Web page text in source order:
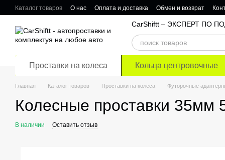
Перейти к основному контенту
Каталог товаров О нас Оплата и доставка Обмен и возврат
CarShiftt – ЭКСПЕРТ ПО
Проставки на колеса Кольца центровочные
Главная Каталог товаров Проставки на колеса Футорочные
Колесные проставки 35мм
В наличии Оставить отзыв